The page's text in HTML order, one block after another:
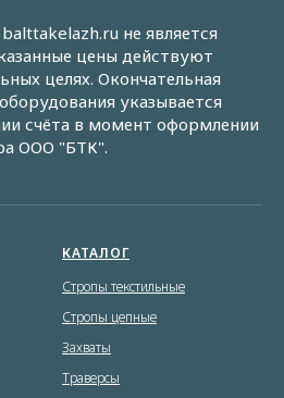
не является
цены действуют
целях. Окончательная
указывается
счёта в момент оформлении
ООО "БТК".
КАТАЛОГ
Стропы текстильные
Стропы цепные
Захваты
Траверсы